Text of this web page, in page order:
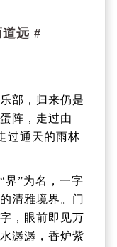
远 #
部，归来仍是
阵，走过由
过通天的雨林
“界”为名，一字
清雅境界。门
，眼前即见万
潺潺，香炉紫